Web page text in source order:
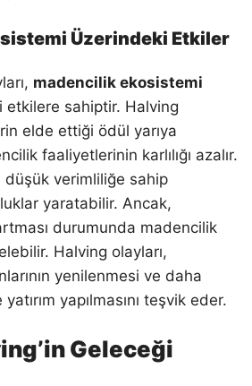
Üzerindeki Etkiler
madencilik ekosistemi
etkilere sahiptir. Halving
elde ettiği ödül yarıya
faaliyetlerinin karlılığı azalır.
düşük verimliliğe sahip
yaratabilir. Ancak,
durumunda madencilik
Halving olayları,
yenilenmesi ve daha
yapılmasını teşvik eder.
Geleceği